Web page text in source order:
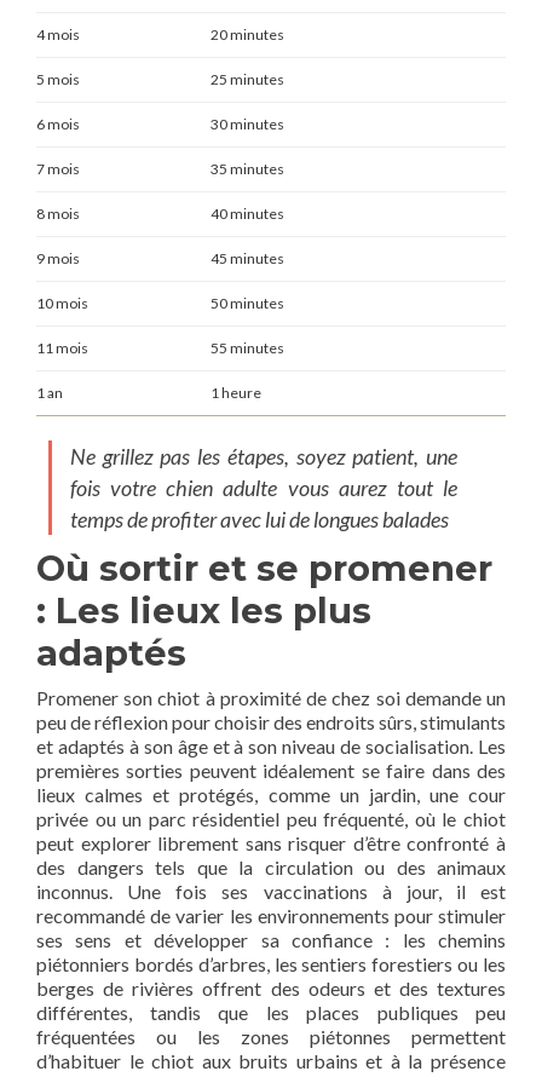
4 mois 20 minutes
5 mois 25 minutes
6 mois 30 minutes
7 mois 35 minutes
8 mois 40 minutes
9 mois 45 minutes
10 mois 50 minutes
11 mois 55 minutes
1 an 1 heure
Ne grillez pas les étapes, soyez patient, une
fois votre chien adulte vous aurez tout le
temps de profiter avec lui de longues balades
Où sortir et se promener
: Les lieux les plus
adaptés
Promener son chiot à proximité de chez soi demande un
peu de réflexion pour choisir des endroits sûrs, stimulants
et adaptés à son âge et à son niveau de socialisation. Les
premières sorties peuvent idéalement se faire dans des
lieux calmes et protégés, comme un jardin, une cour
privée ou un parc résidentiel peu fréquenté, où le chiot
peut explorer librement sans risquer d’être confronté à
des dangers tels que la circulation ou des animaux
inconnus. Une fois ses vaccinations à jour, il est
recommandé de varier les environnements pour stimuler
ses sens et développer sa confiance : les chemins
piétonniers bordés d’arbres, les sentiers forestiers ou les
berges de rivières offrent des odeurs et des textures
différentes, tandis que les places publiques peu
fréquentées ou les zones piétonnes permettent
d’habituer le chiot aux bruits urbains et à la présence